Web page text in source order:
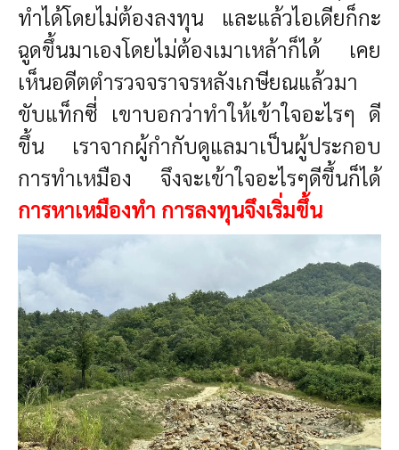
ทำได้โดยไม่ต้องลงทุน และแล้วไอเดียก็กะ
ฉูดขึ้นมาเองโดยไม่ต้องเมาเหล้าก็ได้ เคย
เห็นอดีตตำรวจจราจรหลังเกษียณแล้วมา
ขับแท็กซี่ เขาบอกว่าทำให้เข้าใจอะไรๆ ดี
ขึ้น เราจากผู้กำกับดูแลมาเป็นผู้ประกอบ
การทำเหมือง จึงจะเข้าใจอะไรๆดีขึ้นก็ได้
การหาเหมืองทำ การลงทุนจึงเริ่มขึ้น